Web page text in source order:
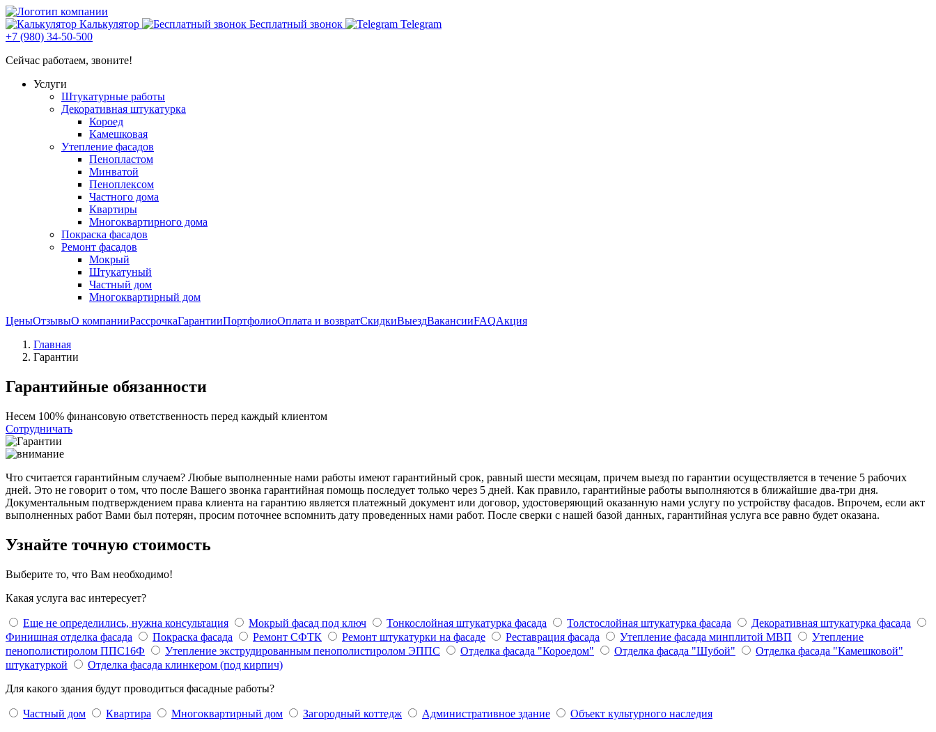
Калькулятор Бесплатный звонок
Telegram
+7 (980) 34-50-500
Сейчас работаем, звоните!
Услуги
Штукатурные работы
Декоративная штукатурка
Короед
Камешковая
Утепление фасадов
Пенопластом
Минватой
Пеноплексом
Частного дома
Квартиры
Многоквартирного дома
Покраска фасадов
Ремонт фасадов
Мокрый
Штукатуный
Частный дом
Многоквартирный дом
ЦеныОтзывыО компанииРассрочкаГарантииПортфолиоОплата и возвратСкидкиВыездВакансииFAQАкция
Главная
Гарантии
Гарантийные обязанности
Несем 100% финансовую ответственность перед каждый клиентом
Сотрудничать
Что считается гарантийным случаем? Любые выполненные нами работы имеют гарантийный срок, равный шести месяцам, причем выезд по гарантии осуществляется в течение 5 рабочих
дней. Это не говорит о том, что после Вашего звонка гарантийная помощь последует только через 5 дней. Как правило, гарантийные работы выполняются в ближайшие два-три дня.
Документальным подтверждением права клиента на гарантию является платежный документ или договор, удостоверяющий оказанную нами услугу по устройству фасадов. Впрочем, если акт
выполненных работ Вами был потерян, просим поточнее вспомнить дату проведенных нами работ. После сверки с нашей базой данных, гарантийная услуга все равно будет оказана.
Узнайте точную стоимость
Выберите то, что Вам необходимо!
Какая услуга вас интересует?
Еще не определились, нужна консультация Мокрый фасад под ключ Тонкослойная штукатурка фасада Толстослойная штукатурка фасада
Декоративная штукатурка фасада
Финишная отделка фасада
Покраска фасада Ремонт СФТК Ремонт штукатурки на фасаде Реставрация фасада Утепление фасада минплитой МВП
Утепление
пенополистиролом ППС16Ф
Утепление экструдированным пенополистиролом ЭППС Отделка фасада "Короедом" Отделка фасада "Шубой"
Отделка фасада "Камешковой"
штукатуркой
Отделка фасада клинкером (под кирпич)
Для какого здания будут проводиться фасадные работы?
Частный дом Квартира Многоквартирный дом Загородный коттедж Административное здание
Объект культурного наследия